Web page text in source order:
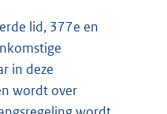
lid, 377e en
in deze
wordt over